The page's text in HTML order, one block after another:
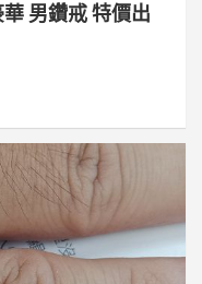
男鑽戒 特價出